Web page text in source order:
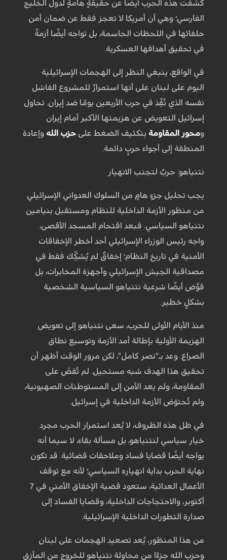
كشفت هذه الحرب أيضًا عن حقيقةٍ هامةٍ لدول الخليج
الفارسي؛ وهي أن أمريكا لا تعجز فقط عن ضمان أمن
حلفائها في اللحظات الحاسمة، بل تواجه أيضًا أزمةً
في تحقيق أهدافها العسكرية.
في الواقع، ينبغي النظر إلى الهجمات الإسرائيلية
اليوم على لبنان على أنها استمرارٌ للمشروع الفاشل
نفسه الذي نُفِّذ في حرب الأربعين يومًا ضد إيران. تحاول
إسرائيل التعويض عن هزيمتها الأكبر أمام إيران
ومحور المقاومة بتكثيف الضغط على حزب الله وإعادة
المنطقة إلى أجواء حربٍ دائمة.
نتنياهو: حربٌ لتجنب الانهيار
يجب تحليل جزءٍ هامٍ من السلوك العدواني الإسرائيلي
من منظور الأزمة الداخلية للنظام ومستقبل بنيامين
نتنياهو السياسي. فبعد اقتحام المسجد الأقصى،
واجه رئيس الوزراء الإسرائيلي أحد أخطر الإخفاقات
الأمنية في تاريخ النظام؛ إخفاقٌ لم يُشكِّك فقط في
مصداقية الجيش الإسرائيلي وأجهزة المخابرات، بل
قوَّض أيضًا شرعية نتنياهو السياسية الشخصية
بشكلٍ خطير.
منذ الأيام الأولى للحرب، سعى نتنياهو إلى تعويض
الهزيمة الأولية بإطالة أمد الأزمة وتوسيع نطاق
الصراع. وعد بـ"نصر كامل"، لكن مرور الوقت أظهر أن
تحقيق هذا الهدف شبه مستحيل. لم تُقضَ على
المقاومة، ولم يعد الأمن إلى المستوطنات الصهيونية،
ولم تُحتوَض الأزمة الداخلية في إسرائيل.
في ظل هذه الظروف، لا يُعد استمرار الحرب مجرد
خيار سياسي لنتنياهو، بل مسألة بقاء، لا سيما أنه
يواجه أيضًا قضايا فساد وملاحقات قضائية. قد تكون
نهاية الحرب بداية انهياره السياسي؛ لأنه مع توقف
الأعمال العدائية، ستعود قضية الإخفاق الأمني في 7
أكتوبر، والاحتجاجات الداخلية، وقضايا الفساد إلى
صدارة التطورات الداخلية الإسرائيلية.
من هذا المنظور، يُعد تصعيد الهجمات على لبنان
وحزب الله جزءًا من محاولة نتنياهو للخروج من المأزق